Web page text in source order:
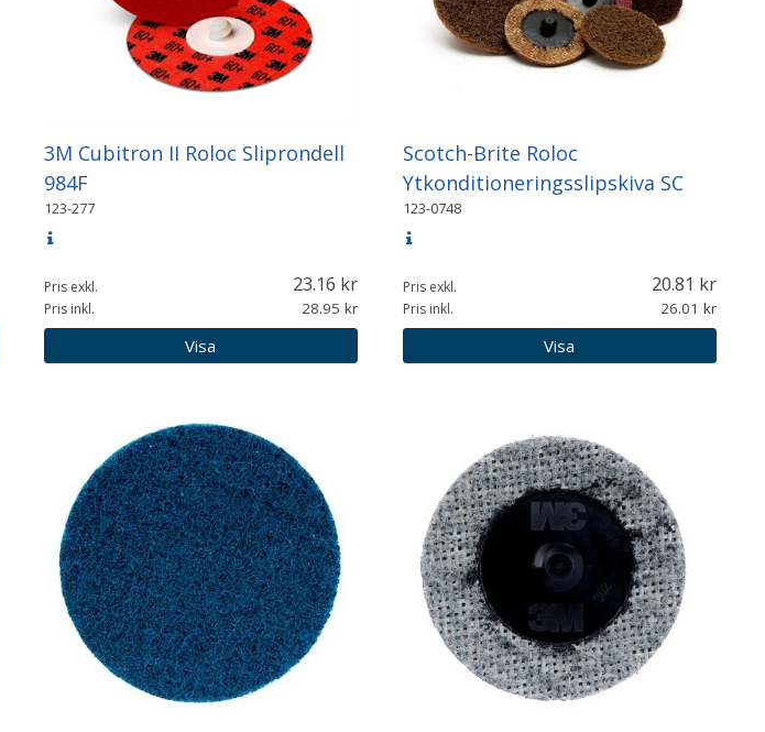
3M Cubitron II Roloc Sliprondell
984F
123-277
Pris exkl. 23.16
Pris inkl. 28.95
Visa
Scotch-Brite Roloc
Ytkonditioneringsslipskiva SC
123-0748
Pris exkl. 20.81
Pris inkl. 26.01
Visa